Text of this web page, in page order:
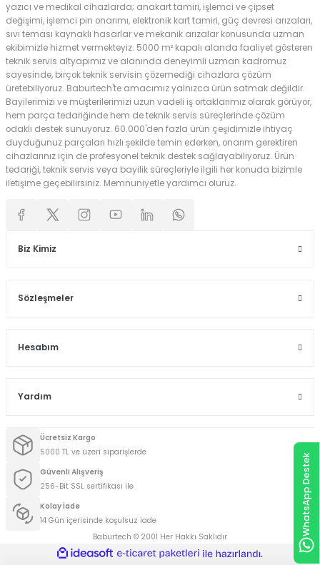
yazıcı ve medikal cihazlarda; anakart tamiri, işlemci ve çipset
değişimi, işlemci pin onarımı, elektronik kart tamiri, güç devresi arızaları,
sıvı teması kaynaklı hasarlar ve mekanik arızalar konusunda uzman
ekibimizle hizmet vermekteyiz. 5000 m² kapalı alanda faaliyet gösteren
teknik servis altyapımız ve alanında deneyimli uzman kadromuz
sayesinde, birçok teknik servisin çözemediği cihazlara çözüm
üretebiliyoruz. Baburtech'te amacımız yalnızca ürün satmak değildir.
Bayilerimizi ve müşterilerimizi uzun vadeli iş ortaklarımız olarak görüyor,
hem parça tedariğinde hem de teknik servis süreçlerinde çözüm
odaklı destek sunuyoruz. 60.000'den fazla ürün çeşidimizle ihtiyaç
duyduğunuz parçaları hızlı şekilde temin ederken, onarım gerektiren
cihazlarınız için de profesyonel teknik destek sağlayabiliyoruz. Ürün
tedariği, teknik servis veya bayilik süreçleriyle ilgili her konuda bizimle
iletişime geçebilirsiniz. Memnuniyetle yardımcı oluruz.
Biz Kimiz
Sözleşmeler
Hesabım
Yardım
Ücretsiz Kargo
5000 TL ve üzeri siparişlerde
Güvenli Alışveriş
256-Bit SSL sertifikası ile
Kolay İade
14 Gün içerisinde koşulsuz iade
Baburtech © 2001 Her Hakkı Saklıdır
WhatsApp Destek
ideasoft
e-
hazırlandı.